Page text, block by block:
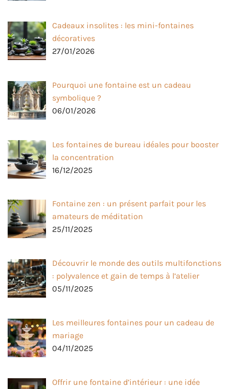
Cadeaux insolites : les mini-fontaines
décoratives
27/01/2026
Pourquoi une fontaine est un cadeau
symbolique ?
06/01/2026
Les fontaines de bureau idéales pour booster
la concentration
16/12/2025
Fontaine zen : un présent parfait pour les
amateurs de méditation
25/11/2025
Découvrir le monde des outils multifonctions
: polyvalence et gain de temps à l’atelier
05/11/2025
Les meilleures fontaines pour un cadeau de
mariage
04/11/2025
Offrir une fontaine d’intérieur : une idée